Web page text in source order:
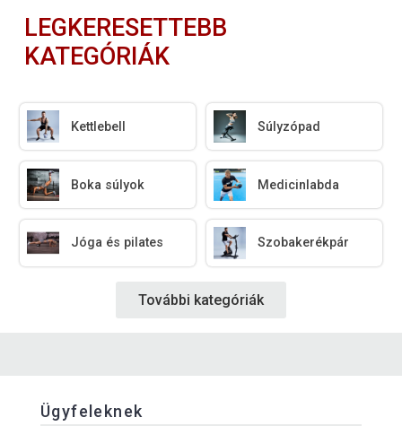
LEGKERESETTEBB
KATEGÓRIÁK
Kettlebell Súlyzópad
Boka súlyok Medicinlabda
Jóga és pilates Szobakerékpár
További kategóriák
Ügyfeleknek